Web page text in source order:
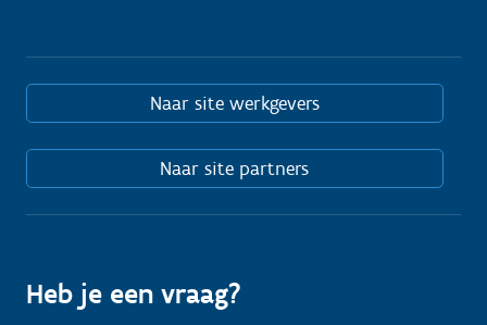
Naar site werkgevers
Naar site partners
Heb je een vraag?